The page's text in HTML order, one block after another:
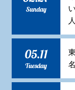
Sunday
05.11
Tuesday